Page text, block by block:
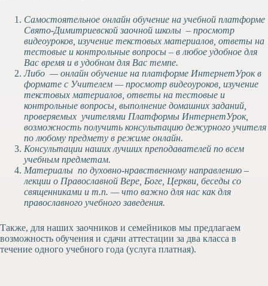
Самостоятельное онлайн обучение на учебной платформе
Свято-Димитриевской заочной школы – просмотр
видеоуроков, изучение текстовых материалов, ответы на
тестовые и контрольные вопросы – в любое удобное для
Вас время и в удобном для Вас темпе.
Либо — онлайн обучение на платформе ИнтернетУрок в
формате с Учителем — просмотр видеоуроков, изучение
текстовых материалов, ответы на тестовые и
контрольные вопросы, выполнение домашних заданий,
проверяемых учителями Платформы ИнтернетУрок,
возможность получить консультацию дежурного учителя
по любому предмету в режиме онлайн.
Консультации наших лучших преподавателей по всем
учебным предметам.
Материалы по духовно-нравственному направлению –
лекции о Православной Вере, Боге, Церкви, беседы со
священниками и т.п. — что важно для нас как для
православного учебного заведения.
Также, для наших заочников и семейников мы предлагаем
возможность обучения и сдачи аттестации за два класса в
течение одного учебного года (услуга платная).